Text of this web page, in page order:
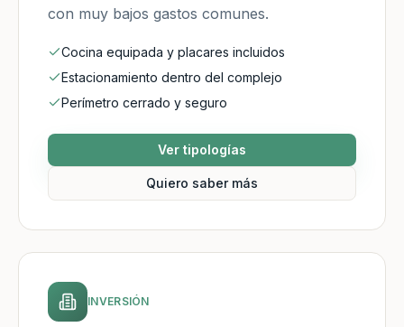
con muy bajos gastos comunes.
Cocina equipada y placares incluidos
Estacionamiento dentro del complejo
Perímetro cerrado y seguro
Ver tipologías
Quiero saber más
INVERSIÓN